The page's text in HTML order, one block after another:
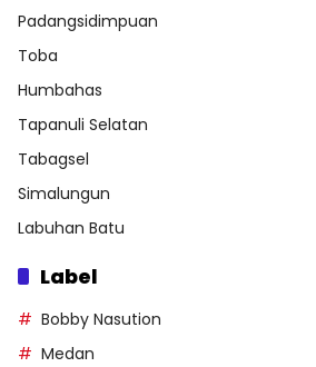
Padangsidimpuan
Toba
Humbahas
Tapanuli Selatan
Tabagsel
Simalungun
Labuhan Batu
Label
Bobby Nasution
Medan